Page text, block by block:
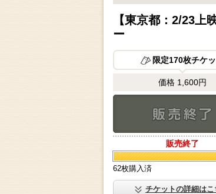
【東京都：2/23上
ー
限定170枚チケ
価格 1,600円
販売終了
販売終了
62枚購入済
チケットの詳細はこ